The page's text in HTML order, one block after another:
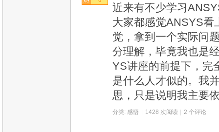
近来有不少学习
大家都感觉ANSYS看
觉，拿到一个实际问
分理解，毕竟我也是
YS讲座的前提下，完
是什么人才似的。我
思，只是说明我主要
分类: 感悟 1428 次阅读 2 个评论